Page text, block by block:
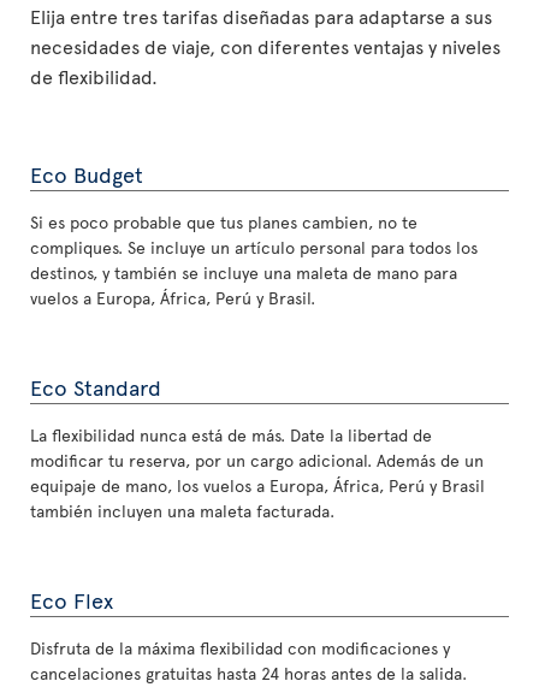
Elija entre tres tarifas diseñadas para adaptarse a sus
necesidades de viaje, con diferentes ventajas y niveles
de flexibilidad.
Eco Budget
Si es poco probable que tus planes cambien, no te
compliques. Se incluye un artículo personal para todos los
destinos, y también se incluye una maleta de mano para
vuelos a Europa, África, Perú y Brasil.
Eco Standard
La flexibilidad nunca está de más. Date la libertad de
modificar tu reserva, por un cargo adicional. Además de un
equipaje de mano, los vuelos a Europa, África, Perú y Brasil
también incluyen una maleta facturada.
Eco Flex
Disfruta de la máxima flexibilidad con modificaciones y
cancelaciones gratuitas hasta 24 horas antes de la salida.